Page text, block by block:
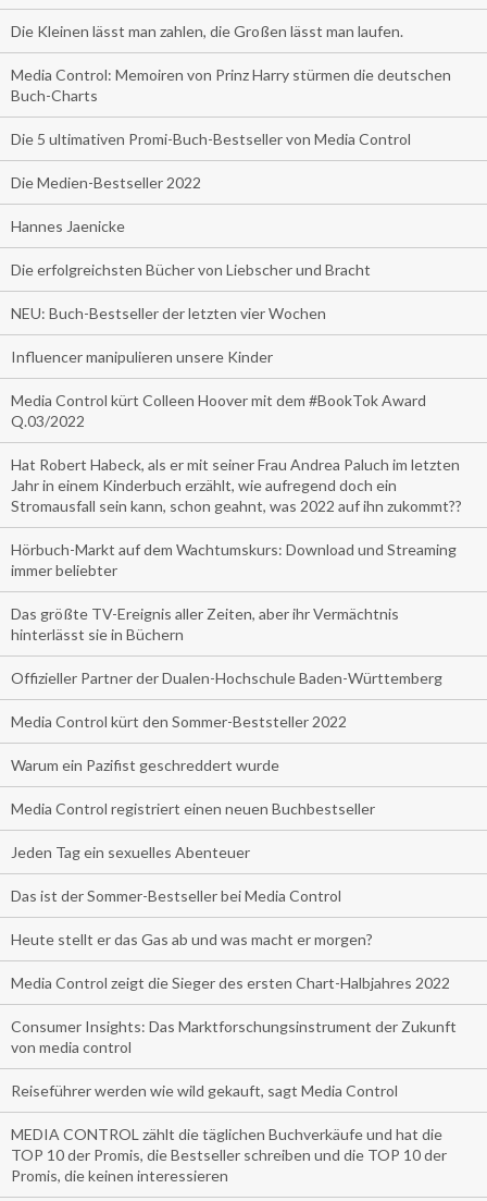
Die Kleinen lässt man zahlen, die Großen lässt man laufen.
Media Control: Memoiren von Prinz Harry stürmen die deutschen
Buch-Charts
Die 5 ultimativen Promi-Buch-Bestseller von Media Control
Die Medien-Bestseller 2022
Hannes Jaenicke
Die erfolgreichsten Bücher von Liebscher und Bracht
NEU: Buch-Bestseller der letzten vier Wochen
Influencer manipulieren unsere Kinder
Media Control kürt Colleen Hoover mit dem #BookTok Award
Q.03/2022
Hat Robert Habeck, als er mit seiner Frau Andrea Paluch im letzten
Jahr in einem Kinderbuch erzählt, wie aufregend doch ein
Stromausfall sein kann, schon geahnt, was 2022 auf ihn zukommt??
Hörbuch-Markt auf dem Wachtumskurs: Download und Streaming
immer beliebter
Das größte TV-Ereignis aller Zeiten, aber ihr Vermächtnis
hinterlässt sie in Büchern
Offizieller Partner der Dualen-Hochschule Baden-Württemberg
Media Control kürt den Sommer-Beststeller 2022
Warum ein Pazifist geschreddert wurde
Media Control registriert einen neuen Buchbestseller
Jeden Tag ein sexuelles Abenteuer
Das ist der Sommer-Bestseller bei Media Control
Heute stellt er das Gas ab und was macht er morgen?
Media Control zeigt die Sieger des ersten Chart-Halbjahres 2022
Consumer Insights: Das Marktforschungsinstrument der Zukunft
von media control
Reiseführer werden wie wild gekauft, sagt Media Control
MEDIA CONTROL zählt die täglichen Buchverkäufe und hat die
TOP 10 der Promis, die Bestseller schreiben und die TOP 10 der
Promis, die keinen interessieren